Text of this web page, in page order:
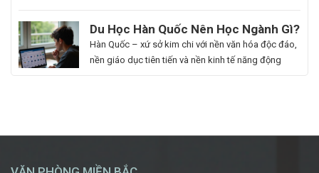
huynh vẫn băn khoăn về khoản chi phí liên quan
đến quá trình này. Vậy, Vision First sẽ giải đáp chi
phí làm hồ sơ […]
Ngành
Làm
Đẹp:
Chắp
Chinh
“Kinh
đamDu Học Hàn Quốc Nên Học Ngành Gì?
Cẩm Nang Lựa Chọn Ngành Phù Hợp
Từ Chuyên Gia Thuận Phát
Hàn Quốc – xứ sở kim chi với nền văn hóa độc đáo,
nền giáo dục tiên tiến và nền kinh tế năng động